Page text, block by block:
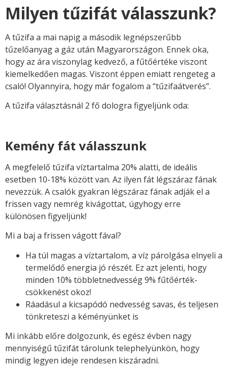
Milyen tűzifát válasszunk?
A tűzifa a mai napig a második legnépszerűbb
tűzelőanyag a gáz után Magyarországon. Ennek oka,
hogy az ára viszonylag kedvező, a fűtőértéke viszont
kiemelkedően magas. Viszont éppen emiatt rengeteg a
csaló! Olyannyira, hogy már fogalom a “tűzifaátverés”.
A tűzifa választásnál 2 fő dologra figyeljünk oda:
Kemény fát válasszunk
A megfelelő tűzifa víztartalma 20% alatti, de ideális
esetben 10-18% között van. Az ilyen fát légszáraz fának
nevezzük. A csalók gyakran légszáraz fának adják el a
frissen vagy nemrég kivágottat, úgyhogy erre
különösen figyeljünk!
Mi a baj a frissen vágott fával?
Ha túl magas a víztartalom, a víz párolgása elnyeli a
termelődő energia jó részét. Ez azt jelenti, hogy
minden 10% többletnedvesség 9% fűtőérték-
csökkenést okoz!
Ráadásul a kicsapódó nedvesség savas, és teljesen
tönkreteszi a kéményünket is
Mi inkább előre dolgozunk, és egész évben nagy
mennyiségű tűzifát tárolunk telephelyünkön, hogy
mindig legyen ideje rendesen kiszáradni.